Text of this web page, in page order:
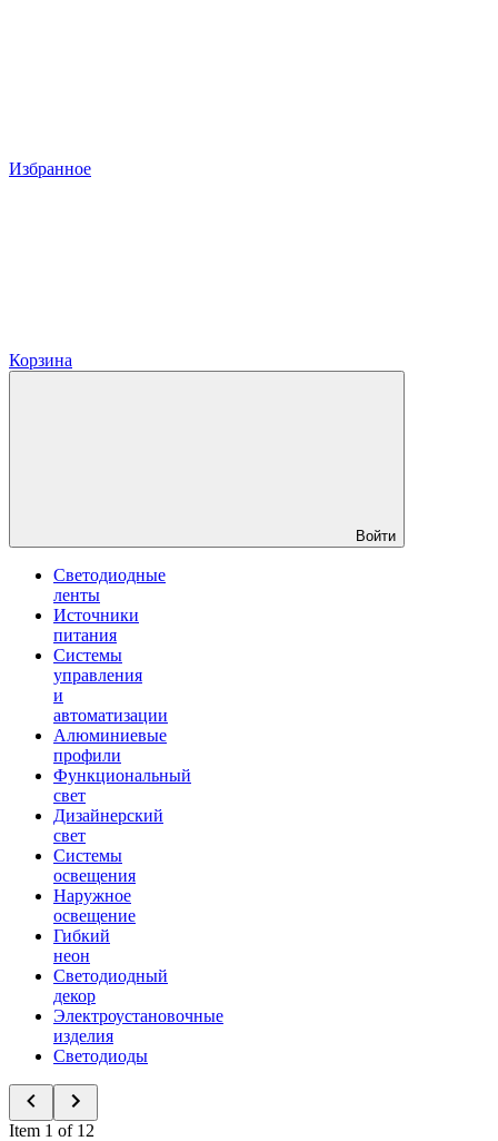
Избранное
Корзина
Войти
Светодиодные
ленты
Источники
питания
Системы
управления
и
автоматизации
Алюминиевые
профили
Функциональный
свет
Дизайнерский
свет
Системы
освещения
Наружное
освещение
Гибкий
неон
Светодиодный
декор
Электроустановочные
изделия
Светодиоды
Item 1 of 12